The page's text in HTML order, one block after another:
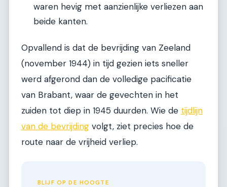
waren hevig met aanzienlijke verliezen aan
beide kanten.
Opvallend is dat de bevrijding van Zeeland
(november 1944) in tijd gezien iets sneller
werd afgerond dan de volledige pacificatie
van Brabant, waar de gevechten in het
zuiden tot diep in 1945 duurden. Wie de tijdlijn
van de bevrijding volgt, ziet precies hoe de
route naar de vrijheid verliep.
BLIJF OP DE HOOGTE